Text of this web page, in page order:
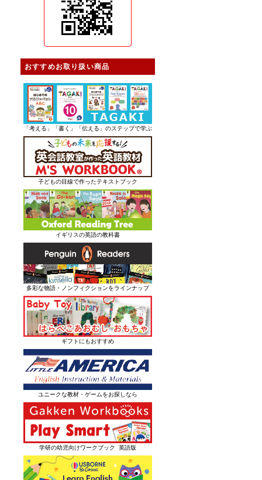
おすすめお取り扱い商品
「考える」「書く」「伝える」のステップで学ぶ
子どもの目線で作ったテキストブック
イギリスの英語の教科書
多彩な物語・ノンフィクションをラインナップ
ギフトにもおすすめ
ユニークな教材・ゲームをお探しなら
学研の幼児向けワークブック 英語版